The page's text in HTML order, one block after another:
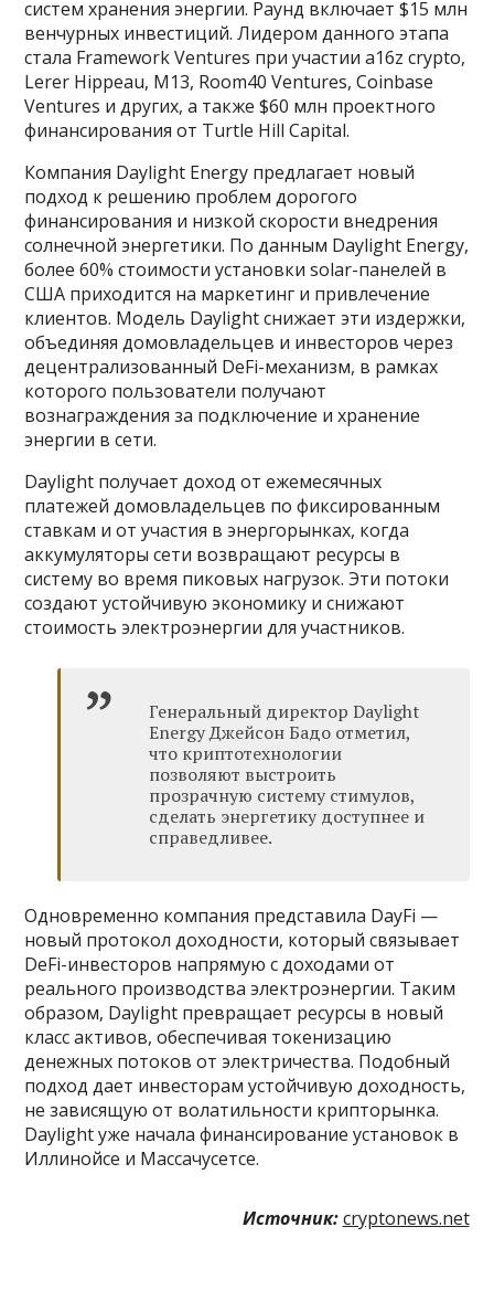
систем хранения энергии. Раунд включает $15 млн
венчурных инвестиций. Лидером данного этапа
стала Framework Ventures при участии a16z crypto,
Lerer Hippeau, M13, Room40 Ventures, Coinbase
Ventures и других, а также $60 млн проектного
финансирования от Turtle Hill Capital.
Компания Daylight Energy предлагает новый
подход к решению проблем дорогого
финансирования и низкой скорости внедрения
солнечной энергетики. По данным Daylight Energy,
более 60% стоимости установки solar-панелей в
США приходится на маркетинг и привлечение
клиентов. Модель Daylight снижает эти издержки,
объединяя домовладельцев и инвесторов через
децентрализованный DeFi-механизм, в рамках
которого пользователи получают
вознаграждения за подключение и хранение
энергии в сети.
Daylight получает доход от ежемесячных
платежей домовладельцев по фиксированным
ставкам и от участия в энергорынках, когда
аккумуляторы сети возвращают ресурсы в
систему во время пиковых нагрузок. Эти потоки
создают устойчивую экономику и снижают
стоимость электроэнергии для участников.
Генеральный директор Daylight
Energy Джейсон Бадо отметил,
что криптотехнологии
позволяют выстроить
прозрачную систему стимулов,
сделать энергетику доступнее и
справедливее.
Одновременно компания представила DayFi —
новый протокол доходности, который связывает
DeFi-инвесторов напрямую с доходами от
реального производства электроэнергии. Таким
образом, Daylight превращает ресурсы в новый
класс активов, обеспечивая токенизацию
денежных потоков от электричества. Подобный
подход дает инвесторам устойчивую доходность,
не зависящую от волатильности крипторынка.
Daylight уже начала финансирование установок в
Иллинойсе и Массачусетсе.
Источник: cryptonews.net